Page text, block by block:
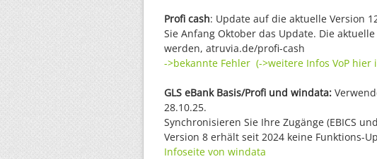
Profi cash: Update auf die aktuelle Version
Sie Anfang Oktober das Update. Die
werden, atruvia.de/profi-cash
->bekannte Fehler (->weitere Infos VoP hier
GLS eBank Basis/Profi und windata:
28.10.25.
Synchronisieren Sie Ihre Zugänge (EBICS
Version 8 erhält seit 2024 keine Funktions-
Infoseite von windata